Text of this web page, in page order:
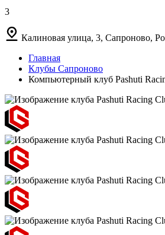
3
Калиновая улица, 3, Сапроново,
Главная
Клубы Сапроново
Компьютерный клуб Pashuti